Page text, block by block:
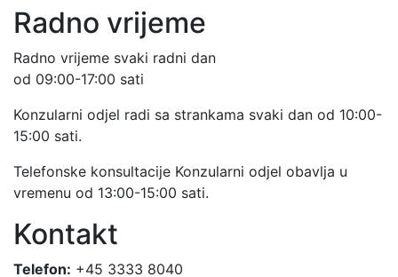
Radno vrijeme
Radno vrijeme svaki radni dan
od 09:00-17:00 sati
Konzularni odjel radi sa strankama svaki dan od 10:00-
15:00 sati.
Telefonske konsultacije Konzularni odjel obavlja u
vremenu od 13:00-15:00 sati.
Kontakt
Telefon: +45 3333 8040